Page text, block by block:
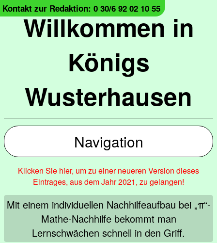
Willkommen in
Königs
Wusterhausen
Kontakt zur Redaktion: 0 30/6 92 02 10 55
Navigation
Klicken Sie hier, um zu einer neueren Version dieses
Eintrages, aus dem Jahr 2021, zu gelangen!
Mit einem individuellen Nachhilfeaufbau bei „π“-
Mathe-Nachhilfe bekommt man
Lernschwächen schnell in den Griff.